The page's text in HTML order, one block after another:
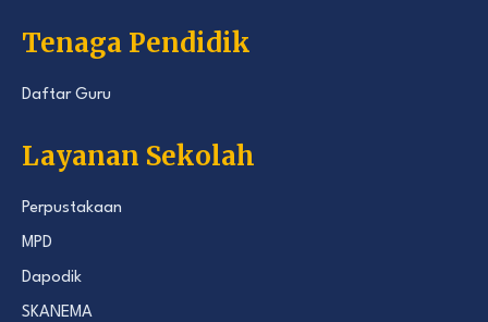
Tenaga Pendidik
Daftar Guru
Layanan Sekolah
Perpustakaan
MPD
Dapodik
SKANEMA